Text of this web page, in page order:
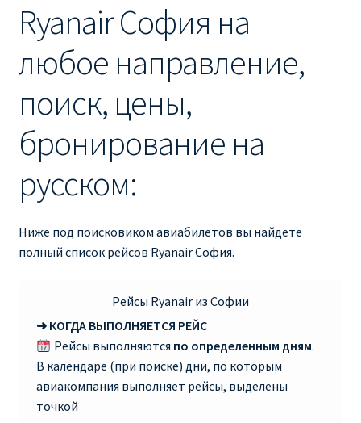
Ryanair направления, акции
Ryanair онлайн регистрация
Ryanair ошибка в фамилии, имени
Ryanair Польша
RYANAIR ПОРТУГАЛИЯ
RYANAIR ПОСАДОЧНЫЙ ТАЛОН – BOARDING PASS
Ryanair Россия
Ryanair София на
любое направление,
поиск, цены,
бронирование на
русском:
Ниже под поисковиком авиабилетов вы найдете
полный список рейсов Ryanair София.
Рейсы Ryanair из Софии
➜ КОГДА ВЫПОЛНЯЕТСЯ РЕЙС
Рейсы выполняются по определенным дням.
В календаре (при поиске) дни, по которым
авиакомпания выполняет рейсы, выделены
точкой